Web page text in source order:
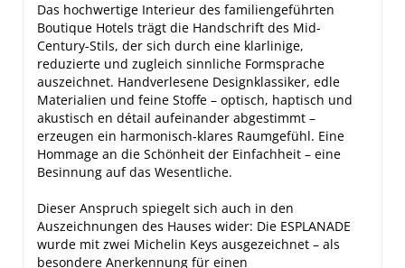
Das hochwertige Interieur des familiengeführten
Boutique Hotels trägt die Handschrift des Mid-
Century-Stils, der sich durch eine klarlinige,
reduzierte und zugleich sinnliche Formsprache
auszeichnet. Handverlesene Designklassiker, edle
Materialien und feine Stoffe – optisch, haptisch und
akustisch en détail aufeinander abgestimmt –
erzeugen ein harmonisch-klares Raumgefühl. Eine
Hommage an die Schönheit der Einfachheit – eine
Besinnung auf das Wesentliche.
Dieser Anspruch spiegelt sich auch in den
Auszeichnungen des Hauses wider: Die ESPLANADE
wurde mit zwei Michelin Keys ausgezeichnet – als
besondere Anerkennung für einen